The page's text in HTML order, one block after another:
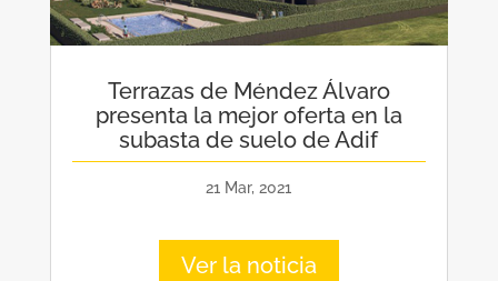
Terrazas de Méndez Álvaro
presenta la mejor oferta en la
subasta de suelo de Adif
21 Mar, 2021
Ver la noticia